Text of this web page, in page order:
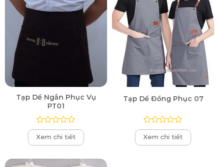
Tạp Dề Ngắn Phục Vụ
PT01
Được
xếp
hạng
Xem chi tiết
Tạp Dề Đồng Phục 07
Được
xếp
hạng
Xem chi tiết